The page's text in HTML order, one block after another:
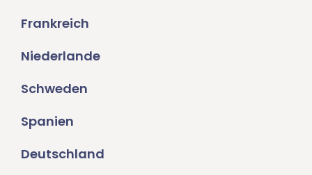
Frankreich
Niederlande
Schweden
Spanien
Deutschland